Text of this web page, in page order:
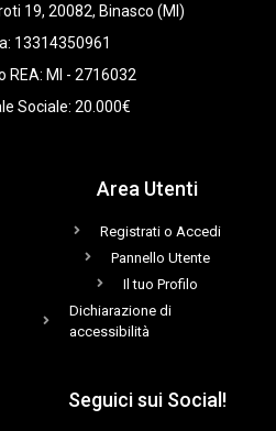
19, 20082, Binasco (MI)
13314350961
REA: MI - 2716032
Sociale: 20.000€
Area Utenti
Registrati o Accedi
Pannello Utente
Il tuo Profilo
Dichiarazione di
accessibilità
Seguici sui Social!